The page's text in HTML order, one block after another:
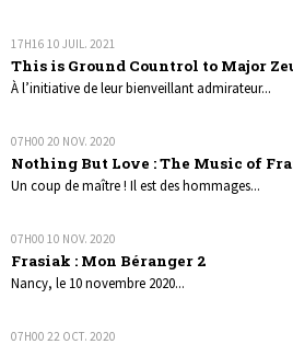
17H16 10 JUIL. 2021
This is Ground Countrol to Major
À l’initiative de leur bienveillant admirateur...
07H00 20 NOV. 2020
Nothing But Love : The Music of
Un coup de maître ! Il est des hommages...
07H00 10 NOV. 2020
Frasiak : Mon Béranger 2
Nancy, le 10 novembre 2020...
07H00 22 OCT. 2020